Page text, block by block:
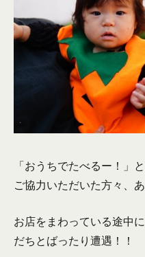
「おうちでたべるー！」
ご協力いただいた方々、
お店をまわっている途中
だちとばったり遭遇！！